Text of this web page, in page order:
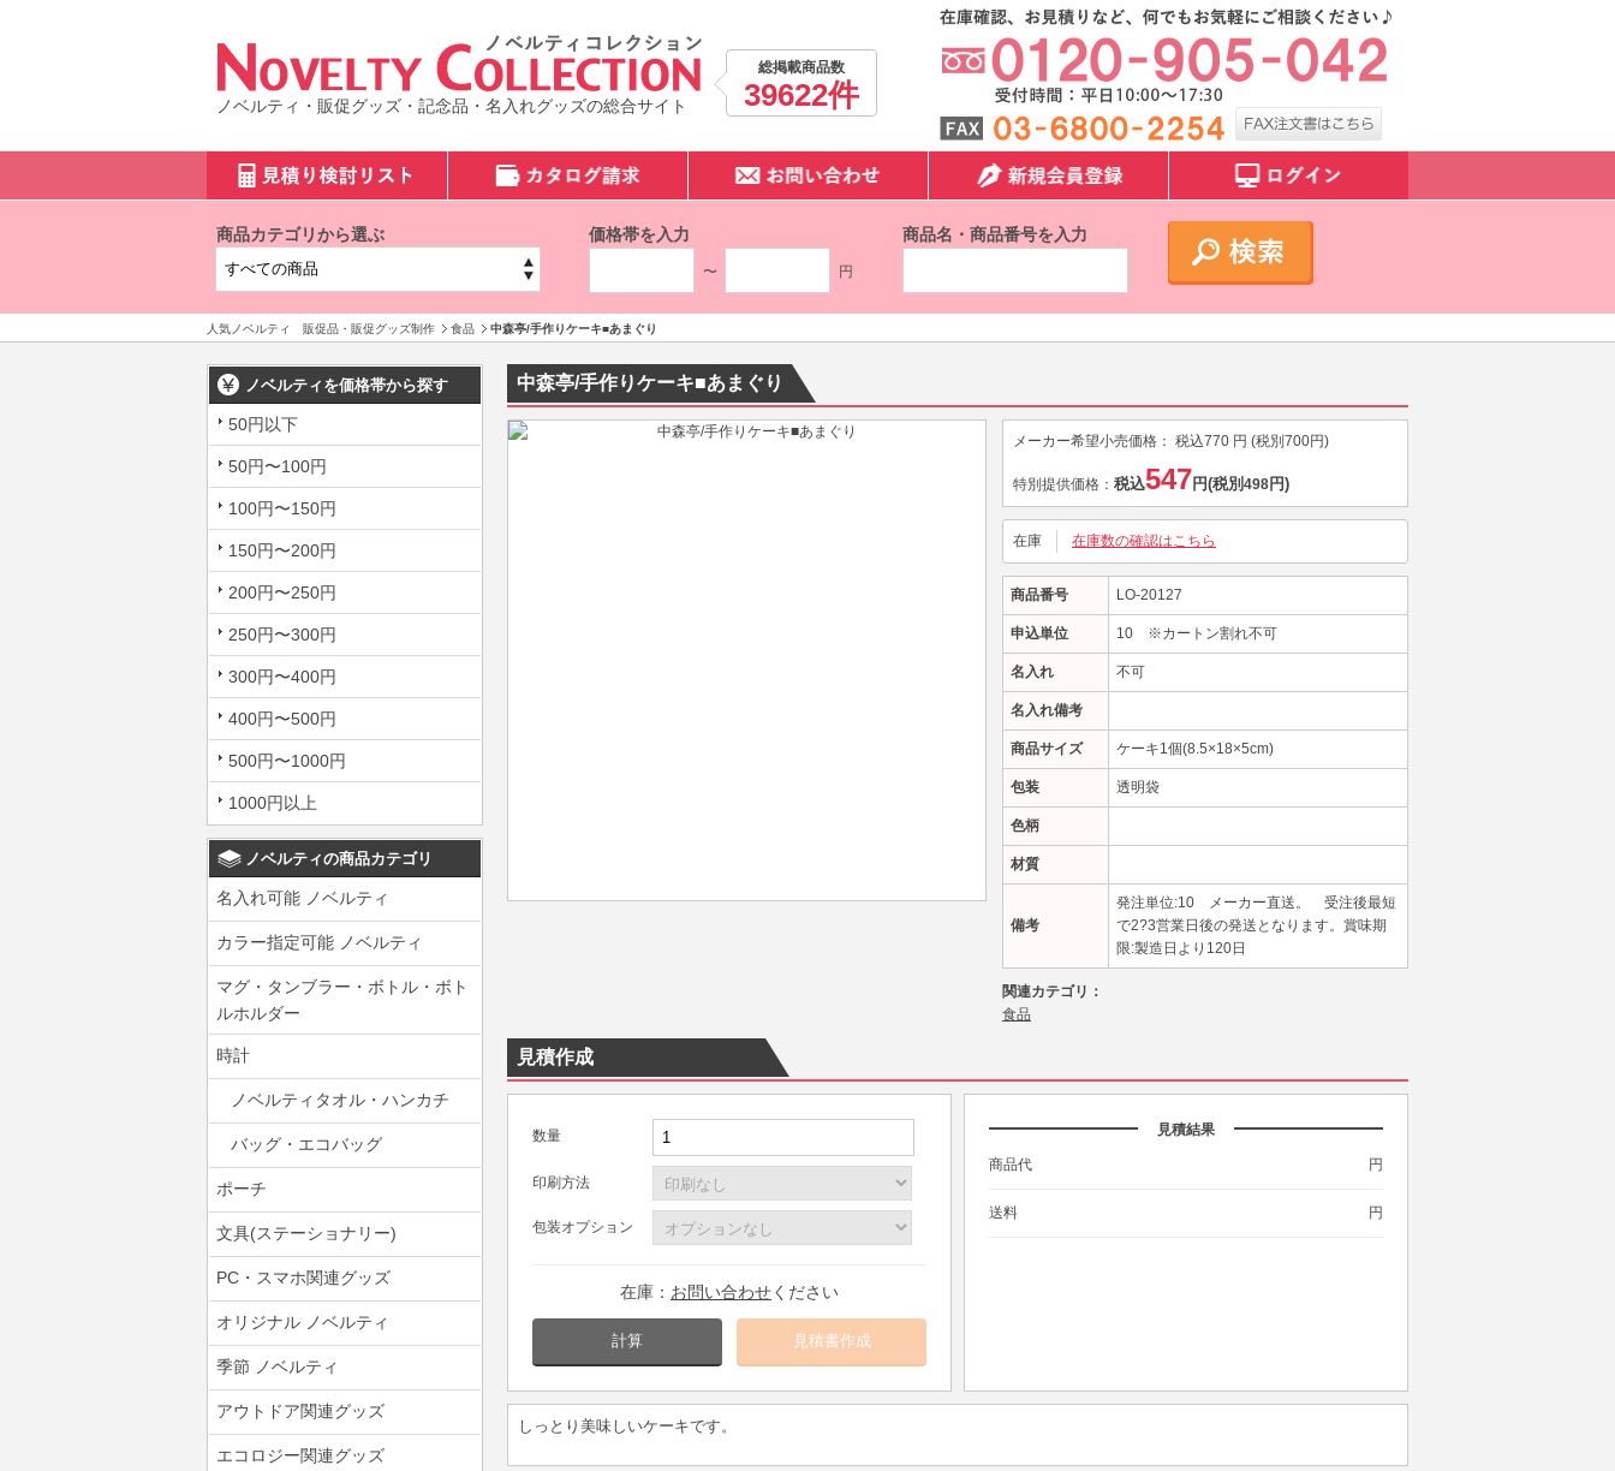
ノベルティ・販促グッズ・記念品・名入れグッズの総合サイト
総掲載商品数
39622件
商品カテゴリから選ぶ 価格帯を入力
〜 円
商品名・商品番号を入力
人気ノベルティ 販促品・販促グッズ制作 食品 中森亭/手作りケーキ■あまぐり
ノベルティを価格帯から探す
50円以下
50円〜100円
100円〜150円
150円〜200円
200円〜250円
250円〜300円
300円〜400円
400円〜500円
500円〜1000円
1000円以上
ノベルティの商品カテゴリ
名入れ可能 ノベルティ
カラー指定可能 ノベルティ
マグ・タンブラー・ボトル・ボト
ルホルダー
時計
ノベルティタオル・ハンカチ
バッグ・エコバッグ
ポーチ
文具(ステーショナリー)
PC・スマホ関連グッズ
オリジナル ノベルティ
季節 ノベルティ
アウトドア関連グッズ
エコロジー関連グッズ
中森亭/手作りケーキ■あまぐり
メーカー希望小売価格： 税込770 円 (税別 700円)
特別提供価格： 税込547円(税別 498円)
在庫 在庫数の確認はこちら
商品番号 LO-20127
申込単位 10 ※カートン割れ不可
名入れ 不可
名入れ備考
商品サイズ ケーキ1個(8.5×18×5cm)
包装 透明袋
色柄
材質
備考
発注単位:10 メーカー直送。 受注後最短
で2?3営業日後の発送となります。賞味期
限:製造日より120日
関連カテゴリ：
食品
見積作成
数量
印刷方法
包装オプション
在庫： お問い合わせください
計算
見積結果
商品代 円
送料 円
しっとり美味しいケーキです。